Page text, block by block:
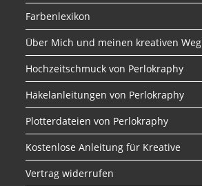
Farbenlexikon
Über Mich und meinen kreativen Weg
Hochzeitschmuck von Perlokraphy
Häkelanleitungen von Perlokraphy
Plotterdateien von Perlokraphy
Kostenlose Anleitung für Kreative
Vertrag widerrufen